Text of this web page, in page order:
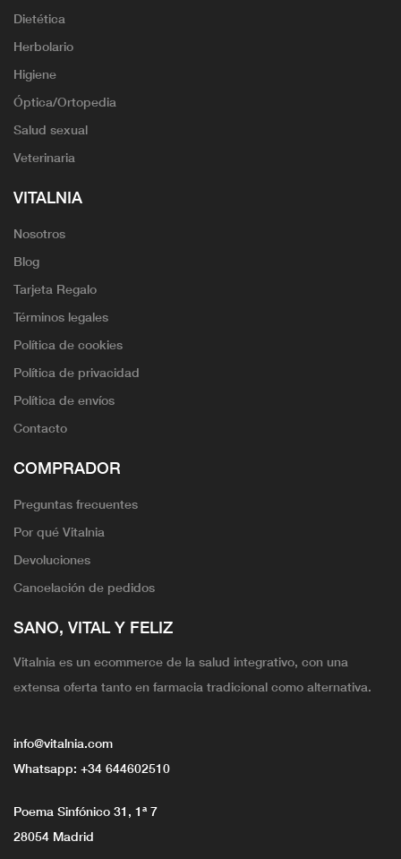
Dietética
Herbolario
Higiene
Óptica/Ortopedia
Salud sexual
Veterinaria
VITALNIA
Nosotros
Blog
Tarjeta Regalo
Términos legales
Política de cookies
Política de privacidad
Política de envíos
Contacto
COMPRADOR
Preguntas frecuentes
Por qué Vitalnia
Devoluciones
Cancelación de pedidos
SANO, VITAL Y FELIZ
Vitalnia es un ecommerce de la salud integrativo, con una
extensa oferta tanto en farmacia tradicional como alternativa.
info@vitalnia.com
Whatsapp: +34 644602510
Poema Sinfónico 31, 1ª 7
28054 Madrid